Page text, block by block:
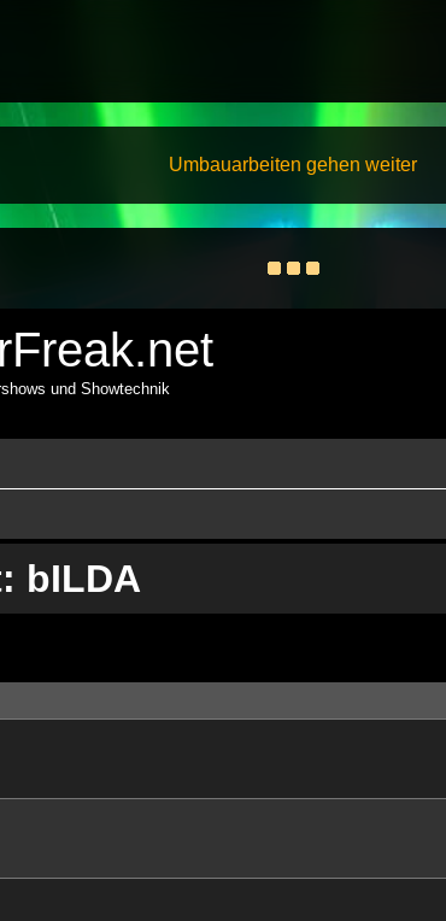
Umbauarbeiten gehen weiter
und Showtechnik
bILDA